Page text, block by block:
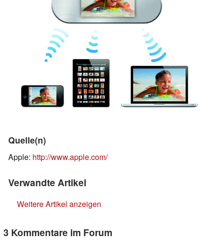
Quelle(n)
Apple: http://www.apple.com/
Verwandte Artikel
Weitere Artikel anzeigen
3 Kommentare im Forum